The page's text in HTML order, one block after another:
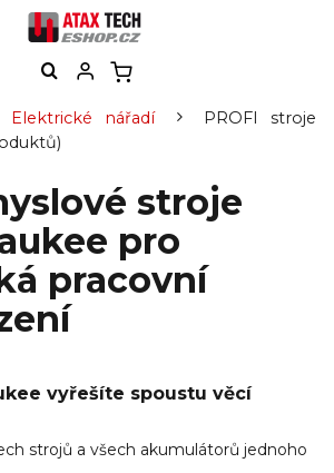
Elektrické nářadí
PROFI stroje
stroje
pro
pracovní
vyřešíte spoustu věcí
strojů a všech akumulátorů jednoho